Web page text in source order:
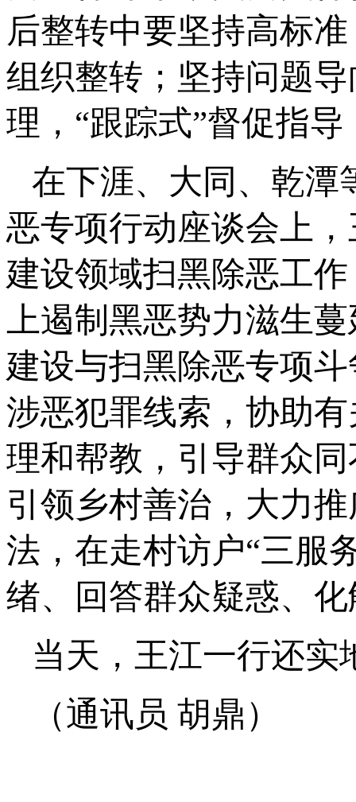
后整转中要坚持高标
组织整转；坚持问题
理，“跟踪式”督促指
在下涯、大同、乾潭
恶专项行动座谈会上
建设领域扫黑除恶工
上遏制黑恶势力滋生
建设与扫黑除恶专项
涉恶犯罪线索，协助
理和帮教，引导群众
引领乡村善治，大力
法，在走村访户“三服
绪、回答群众疑惑、
当天，王江一行还实
（通讯员 胡鼎）